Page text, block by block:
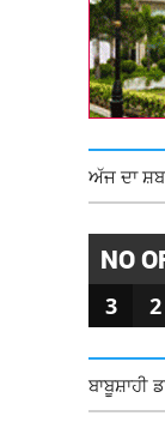
ਅੱਜ ਦਾ
NO
3 2
ਬਾਬੂਸ਼ਾਹੀ